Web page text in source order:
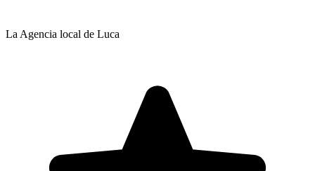
La Agencia local de Luca